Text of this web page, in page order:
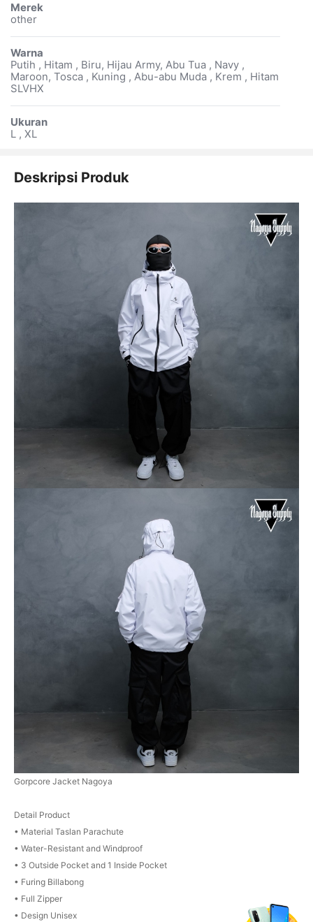
Merek
other
Warna
Putih , Hitam , Biru, Hijau Army, Abu Tua , Navy ,
Maroon, Tosca , Kuning , Abu-abu Muda , Krem , Hitam
SLVHX
Ukuran
L , XL
Deskripsi Produk
Gorpcore Jacket Nagoya
Detail Product
• Material Taslan Parachute
• Water-Resistant and Windproof
• 3 Outside Pocket and 1 Inside Pocket
• Furing Billabong
• Full Zipper
• Design Unisex